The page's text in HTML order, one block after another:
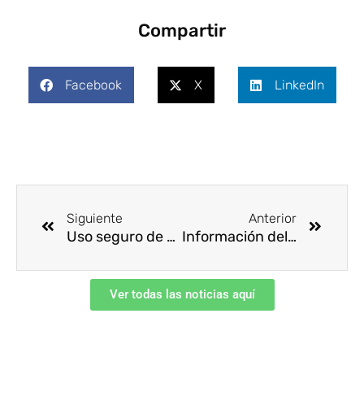
Compartir
Facebook X LinkedIn
Siguiente
Uso seguro de cuatrimotos en agricultura
Anterior
Información del RUC®️ a un clic
Ver todas las noticias aquí